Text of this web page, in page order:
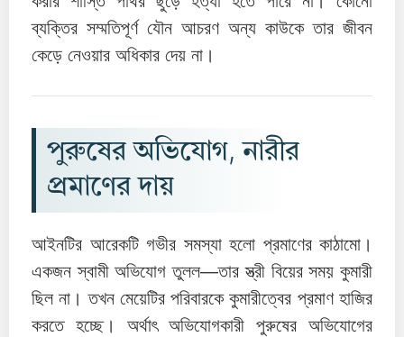
ব্যক্তির সম্মতিপূর্ণ যৌন আচরণ অন্য কাউকে তার জীবন
কেড়ে নেওয়ার অধিকার দেয় না।
পুরুষের অভিযোগ, নারীর
প্রমাণের দায়
আইনটির আরেকটি গভীর সমস্যা হলো প্রমাণের কাঠামো।
একজন স্বামী অভিযোগ তুলল—তার স্ত্রী বিয়ের সময় কুমারী
ছিল না। তখন মেয়েটির পরিবারকে কুমারীত্বের প্রমাণ হাজির
করতে হচ্ছে। অর্থাৎ অভিযোগকারী পুরুষের অভিযোগের